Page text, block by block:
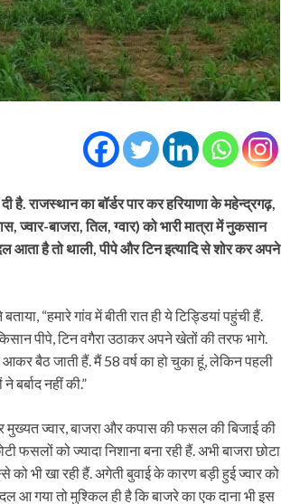
राजस्थान का बॉर्डर पार कर हरियाणा के महेन्द्रगढ़,
बाजरा, तिल, ग्वार) को भारी मात्रा में नुकसान
आता है तो थाली, पीपे और टिन इत्यादि से शोर कर अपने
“हमारे गांव में बीती रात ही ये टिड्डियां पहुंची हैं.
पीपे, टिन वगैरा उठाकर अपने खेतों की तरफ भागे.
बैठ जाती हैं. मैं 58 वर्ष का हो चुका हूं, लेकिन पहली
नहीं की.”
ज्वार, बाजरा और कपास की फसल की बिजाई की
फसलों को ज्यादा निशाना बना रही हैं. अभी बाजरा छोटा
को भी खा रही हैं. अगेती बुवाई के कारण बड़ी हुई ज्वार को
आ गया तो मुश्किल ही है कि बाजरे का एक दाना भी इस